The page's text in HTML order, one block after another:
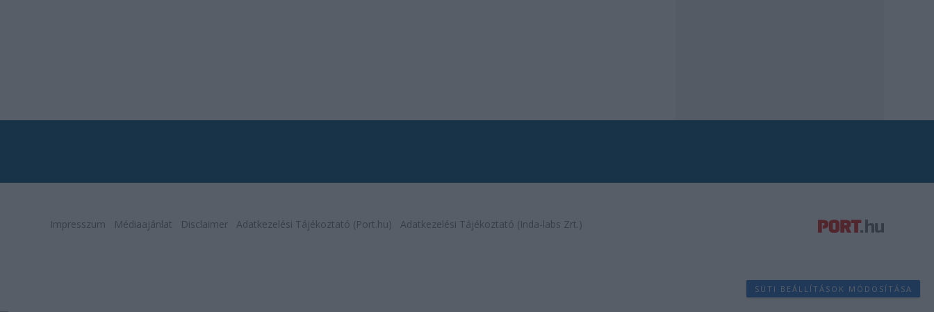
Impresszum Médiaajánlat Disclaimer Adatkezelési Tájékoztató (Port.hu) Adatkezelési Tájékoztató (Inda-labs Zrt.)
SÜTI BEÁLLÍTÁSOK MÓDOSÍTÁSA